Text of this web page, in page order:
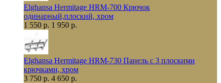
Elghansa Hermitage HRM-700 Крючок
одинарный,плоский, хром
1 550 р. 1 950 р.
Elghansa Hermitage HRM-730 Панель с 3 плоскими
крючками, хром
3 750 р. 4 650 р.